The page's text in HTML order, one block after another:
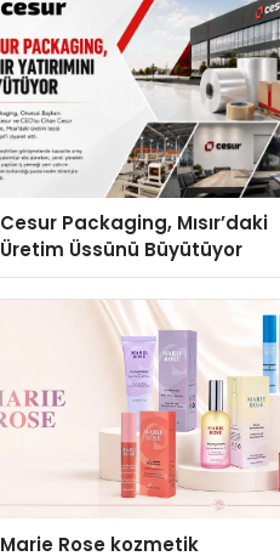
Cesur Packaging, Mısır’daki
Üretim Üssünü Büyütüyor
Marie Rose kozmetik